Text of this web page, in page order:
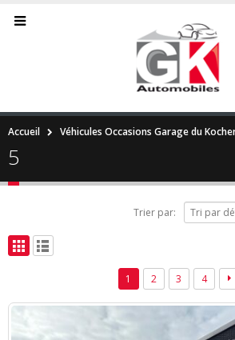
Accueil Véhicules Occasions Garage du
5
Trier par:
1 2 3 4